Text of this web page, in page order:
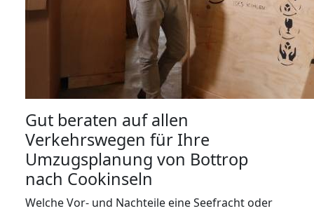
Gut beraten auf allen
Verkehrswegen für Ihre
Umzugsplanung von Bottrop
nach Cookinseln
Welche Vor- und Nachteile eine Seefracht oder